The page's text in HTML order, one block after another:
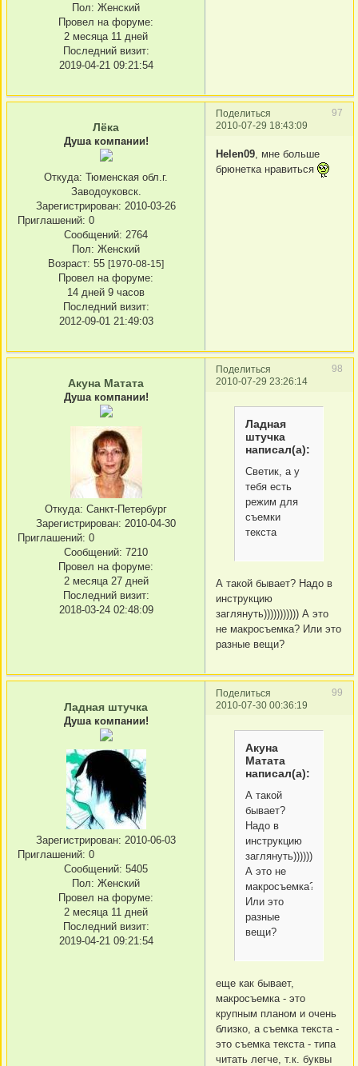
Пол: Женский
Провел на форуме:
2 месяца 11 дней
Последний визит:
2019-04-21 09:21:54
Поделиться
97
2010-07-29 18:43:09
Лёка
Душа компании!
Откуда: Тюменская обл.г.
Заводоуковск.
Зарегистрирован: 2010-03-26
Приглашений: 0
Сообщений: 2764
Пол: Женский
Возраст: 55 [1970-08-15]
Провел на форуме:
14 дней 9 часов
Последний визит:
2012-09-01 21:49:03
Helen09 , мне больше
брюнетка нравиться
Поделиться
98
2010-07-29 23:26:14
Акуна Матата
Душа компании!
Откуда: Санкт-Петербург
Зарегистрирован: 2010-04-30
Приглашений: 0
Сообщений: 7210
Провел на форуме:
2 месяца 27 дней
Последний визит:
2018-03-24 02:48:09
Ладная
штучка
написал(а):
Светик, а у
тебя есть
режим для
съемки
текста
А такой бывает? Надо в
инструкцию
заглянуть))))))))))) А это
не макросъемка? Или это
разные вещи?
Поделиться
99
2010-07-30 00:36:19
Ладная штучка
Душа компании!
Зарегистрирован: 2010-06-03
Приглашений: 0
Сообщений: 5405
Пол: Женский
Провел на форуме:
2 месяца 11 дней
Последний визит:
2019-04-21 09:21:54
Акуна
Матата
написал(а):
А такой
бывает?
Надо в
инструкцию
заглянуть)))))))))))
А это не
макросъемка?
Или это
разные
вещи?
еще как бывает,
макросъемка - это
крупным планом и очень
близко, а съемка текста -
это съемка текста - типа
читать легче, т.к. буквы